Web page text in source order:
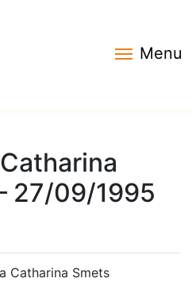
Menu
27/09/1995
Catharina Smets